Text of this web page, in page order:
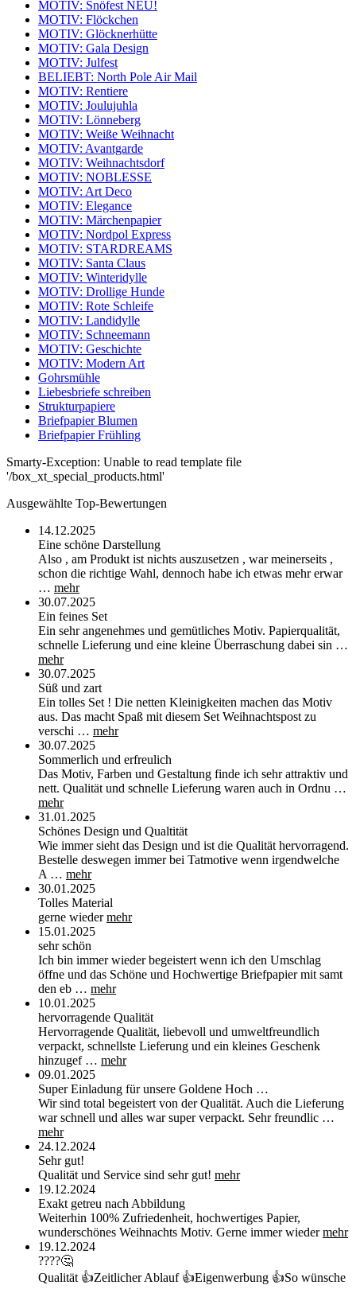
MOTIV: Snöfest NEU!
MOTIV: Flöckchen
MOTIV: Glöcknerhütte
MOTIV: Gala Design
MOTIV: Julfest
BELIEBT: North Pole Air Mail
MOTIV: Rentiere
MOTIV: Joulujuhla
MOTIV: Lönneberg
MOTIV: Weiße Weihnacht
MOTIV: Avantgarde
MOTIV: Weihnachtsdorf
MOTIV: NOBLESSE
MOTIV: Art Deco
MOTIV: Elegance
MOTIV: Märchenpapier
MOTIV: Nordpol Express
MOTIV: STARDREAMS
MOTIV: Santa Claus
MOTIV: Winteridylle
MOTIV: Drollige Hunde
MOTIV: Rote Schleife
MOTIV: Landidylle
MOTIV: Schneemann
MOTIV: Geschichte
MOTIV: Modern Art
Gohrsmühle
Liebesbriefe schreiben
Strukturpapiere
Briefpapier Blumen
Briefpapier Frühling
Smarty-Exception: Unable to read template file
'/box_xt_special_products.html'
Ausgewählte Top-Bewertungen
14.12.2025
Eine schöne Darstellung
Also , am Produkt ist nichts auszusetzen , war meinerseits ,
schon die richtige Wahl, dennoch habe ich etwas mehr erwar
… mehr
30.07.2025
Ein feines Set
Ein sehr angenehmes und gemütliches Motiv. Papierqualität,
schnelle Lieferung und eine kleine Überraschung dabei sin …
mehr
30.07.2025
Süß und zart
Ein tolles Set ! Die netten Kleinigkeiten machen das Motiv
aus. Das macht Spaß mit diesem Set Weihnachtspost zu
verschi … mehr
30.07.2025
Sommerlich und erfreulich
Das Motiv, Farben und Gestaltung finde ich sehr attraktiv und
nett. Qualität und schnelle Lieferung waren auch in Ordnu …
mehr
31.01.2025
Schönes Design und Qualtität
Wie immer sieht das Design und ist die Qualität hervorragend.
Bestelle deswegen immer bei Tatmotive wenn irgendwelche
A … mehr
30.01.2025
Tolles Material
gerne wiedermehr
15.01.2025
sehr schön
Ich bin immer wieder begeistert wenn ich den Umschlag
öffne und das Schöne und Hochwertige Briefpapier mit samt
den eb … mehr
10.01.2025
hervorragende Qualität
Hervorragende Qualität, liebevoll und umweltfreundlich
verpackt, schnellste Lieferung und ein kleines Geschenk
hinzugef … mehr
09.01.2025
Super Einladung für unsere Goldene Hoch …
Wir sind total begeistert von der Qualität. Auch die Lieferung
war schnell und alles war super verpackt. Sehr freundlic …
mehr
24.12.2024
Sehr gut!
Qualität und Service sind sehr gut! mehr
19.12.2024
Exakt getreu nach Abbildung
Weiterhin 100% Zufriedenheit, hochwertiges Papier,
wunderschönes Weihnachts Motiv. Gerne immer wiedermehr
19.12.2024
????🤔
Qualität 👍Zeitlicher Ablauf 👍Eigenwerbung 👍So wünsche